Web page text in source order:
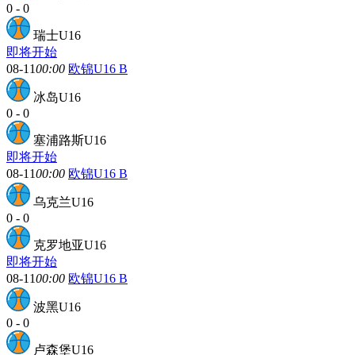
0 - 0
瑞士U16
即将开始
08-1100:00 欧锦U16 B
冰岛U16
0 - 0
塞浦路斯U16
即将开始
08-1100:00 欧锦U16 B
乌克兰U16
0 - 0
克罗地亚U16
即将开始
08-1100:00 欧锦U16 B
波黑U16
0 - 0
卢森堡U16